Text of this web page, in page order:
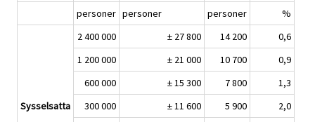
personer personer personer %
Sysselsatta
2 400 000 ± 27 800 14 200
0,6
1 200 000
± 21 000 10 700
0,9
600 000
± 15 300 7 800
1,3
300 000
± 11 600 5 900
2,0